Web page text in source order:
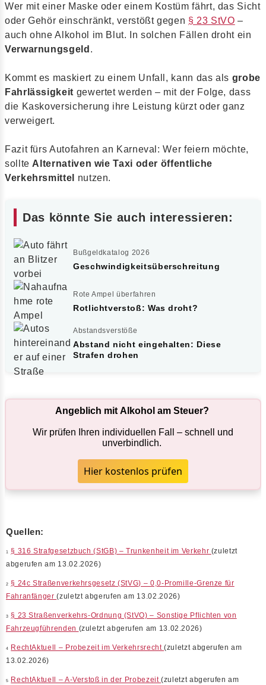
Wer mit einer Maske oder einem Kostüm fährt, das Sicht
oder Gehör einschränkt, verstößt gegen § 23 StVO –
auch ohne Alkohol im Blut. In solchen Fällen droht ein
Verwarnungsgeld .
Kommt es maskiert zu einem Unfall, kann das als grobe
Fahrlässigkeit gewertet werden – mit der Folge, dass
die Kaskoversicherung ihre Leistung kürzt oder ganz
verweigert.
Fazit fürs Autofahren an Karneval: Wer feiern möchte,
sollte Alternativen wie Taxi oder öffentliche
Verkehrsmittel
nutzen.
Das könnte Sie auch interessieren:
Bußgeldkatalog 2026
Geschwindigkeitsüberschreitung
Rote Ampel überfahren
Rotlichtverstoß: Was droht?
Abstandsverstöße
Abstand nicht eingehalten: Diese
Strafen drohen
Angeblich mit Alkohol am Steuer?
Wir prüfen Ihren individuellen Fall – schnell und
unverbindlich.
Hier kostenlos prüfen
Quellen:
1 § 316 Strafgesetzbuch (StGB) – Trunkenheit im Verkehr (zuletzt
abgerufen am 13.02.2026)
2 § 24c Straßenverkehrsgesetz (StVG) – 0,0-Promille-Grenze für
Fahranfänger(zuletzt abgerufen am 13.02.2026)
3 § 23 Straßenverkehrs-Ordnung (StVO) – Sonstige Pflichten von
Fahrzeugführenden (zuletzt abgerufen am 13.02.2026)
4 RechtAktuell – Probezeit im Verkehrsrecht(zuletzt abgerufen am
13.02.2026)
5 RechtAktuell – A-Verstoß in der Probezeit(zuletzt abgerufen am